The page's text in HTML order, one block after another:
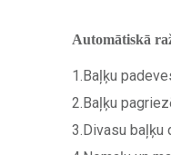
Automātiskā
1.Baļķu
2.Baļķu
3.Divasu baļķu